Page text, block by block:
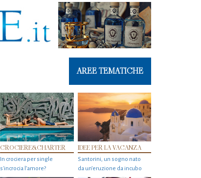
AREE TEMATICHE
CROCIERE&CHARTER
In crociera per single
s'incrocia l’amore?
IDEE PER LA VACANZA
Santorini, un sogno nato
da un’eruzione da incubo